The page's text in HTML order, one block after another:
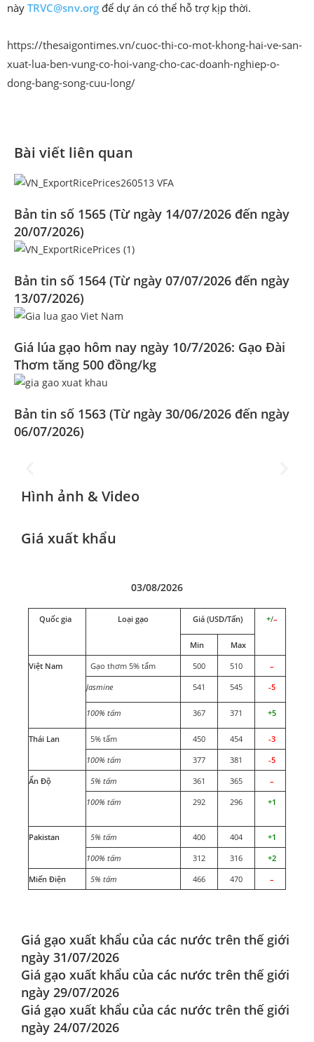
này TRVC@snv.org để dự án có thể hỗ trợ kịp thời.
https://thesaigontimes.vn/cuoc-thi-co-mot-khong-hai-ve-san-
xuat-lua-ben-vung-co-hoi-vang-cho-cac-doanh-nghiep-o-
dong-bang-song-cuu-long/
Bài viết liên quan
Bản tin số 1565 (Từ ngày 14/07/2026 đến ngày
20/07/2026)
Bản tin số 1564 (Từ ngày 07/07/2026 đến ngày
13/07/2026)
Giá lúa gạo hôm nay ngày 10/7/2026: Gạo Đài
Thơm tăng 500 đồng/kg
Bản tin số 1563 (Từ ngày 30/06/2026 đến ngày
06/07/2026)
Đoàn Xúc tiến Thương mại tại
Hong Kong SAR, Trung Quốc
Hình ảnh & Video
Giá xuất khẩu
03/08/2026
Quốc gia Loại gạo Giá (USD/Tấn) +/–
Min
Max
Việt Nam
Gạo thơm 5% tấm 500 510
–
Jasmine
541 545 -5
100% tấm 367 371 +5
Thái Lan 5% tấm 450 454
-3
100% tấm
377 381
-5
Ấn Độ
5% tấm 361 365
–
100% tấm
292 296 +1
Pakistan 5% tấm 400 404
+1
100% tấm
312 316
+2
Miến Điện
5% tấm 466 470 –
Giá gạo xuất khẩu của các nước trên thế giới
ngày 31/07/2026
Giá gạo xuất khẩu của các nước trên thế giới
ngày 29/07/2026
Giá gạo xuất khẩu của các nước trên thế giới
ngày 24/07/2026